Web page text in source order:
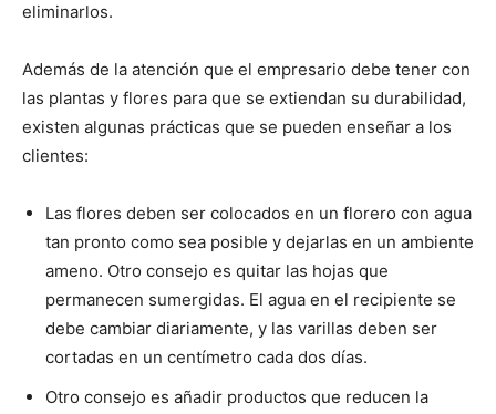
eliminarlos.
Además de la atención que el empresario debe tener con
las plantas y flores para que se extiendan su durabilidad,
existen algunas prácticas que se pueden enseñar a los
clientes:
Las flores deben ser colocados en un florero con agua
tan pronto como sea posible y dejarlas en un ambiente
ameno. Otro consejo es quitar las hojas que
permanecen sumergidas. El agua en el recipiente se
debe cambiar diariamente, y las varillas deben ser
cortadas en un centímetro cada dos días.
Otro consejo es añadir productos que reducen la